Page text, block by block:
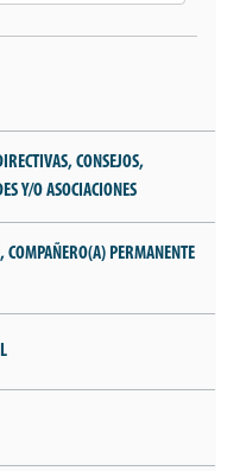
CONSEJOS,
Y/O ASOCIACIONES
COMPAÑERO(A) PERMANENTE
o